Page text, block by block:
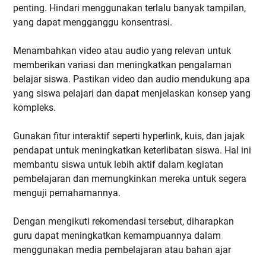
penting. Hindari menggunakan terlalu banyak tampilan,
yang dapat mengganggu konsentrasi.
Menambahkan video atau audio yang relevan untuk
memberikan variasi dan meningkatkan pengalaman
belajar siswa. Pastikan video dan audio mendukung apa
yang siswa pelajari dan dapat menjelaskan konsep yang
kompleks.
Gunakan fitur interaktif seperti hyperlink, kuis, dan jajak
pendapat untuk meningkatkan keterlibatan siswa. Hal ini
membantu siswa untuk lebih aktif dalam kegiatan
pembelajaran dan memungkinkan mereka untuk segera
menguji pemahamannya.
Dengan mengikuti rekomendasi tersebut, diharapkan
guru dapat meningkatkan kemampuannya dalam
menggunakan media pembelajaran atau bahan ajar